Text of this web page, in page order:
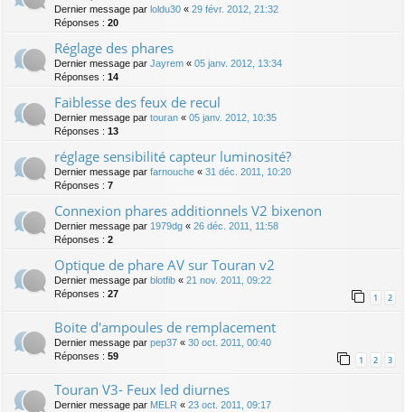
Dernier message par loldu30 « 29 févr. 2012, 21:32
Réponses : 20
Réglage des phares
Dernier message par Jayrem « 05 janv. 2012, 13:34
Réponses : 14
Faiblesse des feux de recul
Dernier message par touran « 05 janv. 2012, 10:35
Réponses : 13
réglage sensibilité capteur luminosité?
Dernier message par farnouche « 31 déc. 2011, 10:20
Réponses : 7
Connexion phares additionnels V2 bixenon
Dernier message par 1979dg « 26 déc. 2011, 11:58
Réponses : 2
Optique de phare AV sur Touran v2
Dernier message par blotfib « 21 nov. 2011, 09:22
Réponses : 27 1 2
Boite d'ampoules de remplacement
Dernier message par pep37 « 30 oct. 2011, 00:40
Réponses : 59 1 2 3
Touran V3- Feux led diurnes
Dernier message par MELR « 23 oct. 2011, 09:17